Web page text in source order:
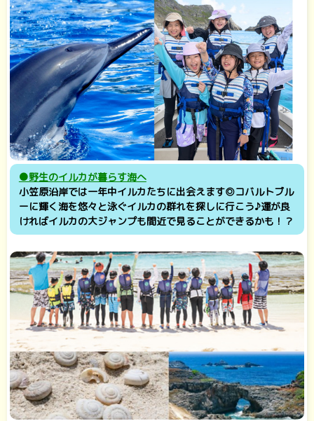
●野生のイルカが暮らす海へ
小笠原沿岸では一年中イルカたちに出会えます◎コバルトブル
ーに輝く海を悠々と泳ぐイルカの群れを探しに行こう♪運が良
ければイルカの大ジャンプも間近で見ることができるかも！？